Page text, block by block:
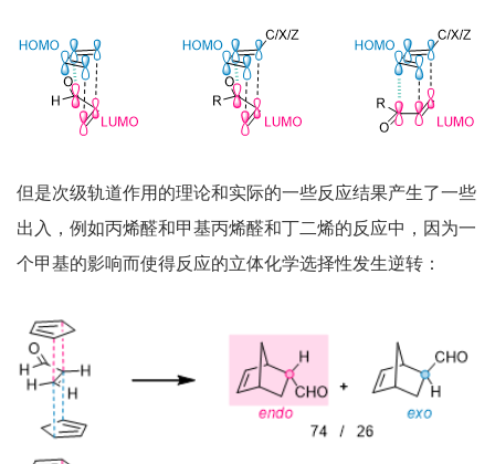
但是次级轨道作用的理论和实际的一些反应结果产生了一些
出入，例如丙烯醛和甲基丙烯醛和丁二烯的反应中，因为一
个甲基的影响而使得反应的立体化学选择性发生逆转：